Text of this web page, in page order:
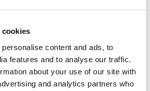
cookies
content and ads, to
features and to analyse our traffic.
about your use of our site with
and analytics partners who